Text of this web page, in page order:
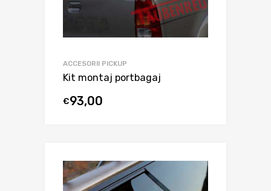
ACCESORII PICKUP
Kit montaj portbagaj
€93,00